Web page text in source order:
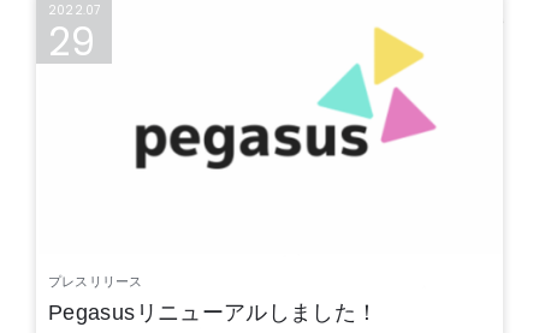
2022.07
29
プレスリリース
Pegasusリニューアルしました！